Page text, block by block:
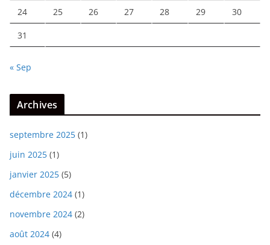
24 25 26 27 28 29 30
31
« Sep
Archives
septembre 2025 (1)
juin 2025 (1)
janvier 2025 (5)
décembre 2024 (1)
novembre 2024 (2)
août 2024 (4)